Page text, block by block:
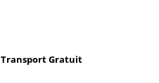
Transport Gratuit